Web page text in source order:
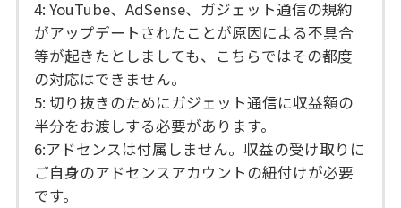
4: YouTube、AdSense、ガジェット通信の規約
がアップデートされたことが原因による不具合
等が起きたとしましても、こちらではその都度
の対応はできません。
5: 切り抜きのためにガジェット通信に収益額の
半分をお渡しする必要があります。
6:アドセンスは付属しません。収益の受け取りに
ご自身のアドセンスアカウントの紐付けが必要
です。